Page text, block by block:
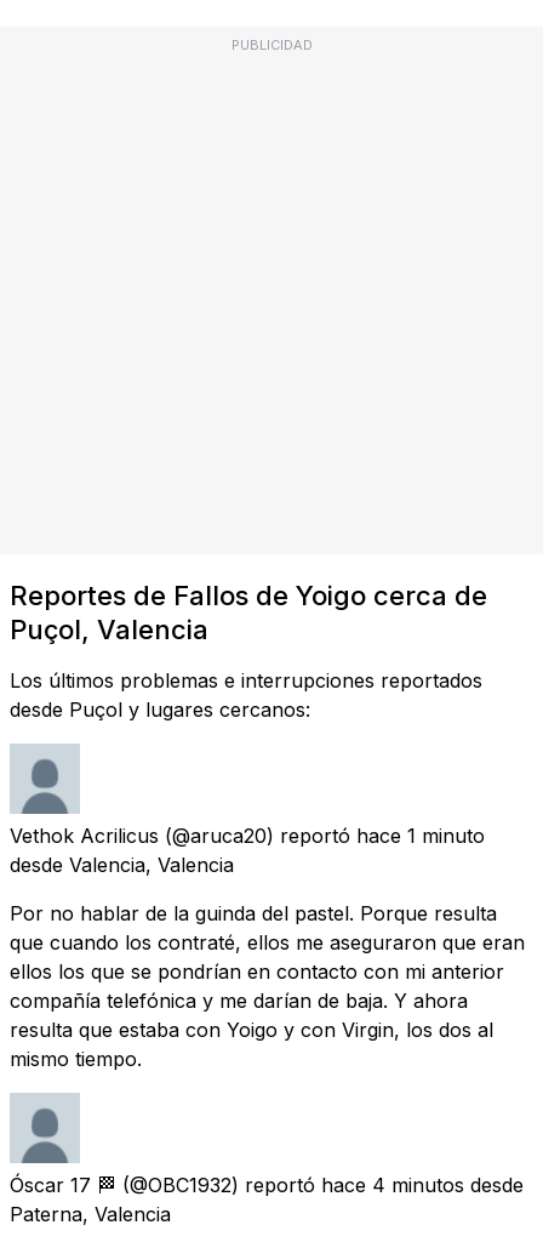
PUBLICIDAD
Reportes de Fallos de Yoigo cerca de
Puçol, Valencia
Los últimos problemas e interrupciones reportados
desde Puçol y lugares cercanos:
Vethok Acrilicus (@aruca20) reportó hace 1 minuto
desde Valencia, Valencia
Por no hablar de la guinda del pastel. Porque resulta
que cuando los contraté, ellos me aseguraron que eran
ellos los que se pondrían en contacto con mi anterior
compañía telefónica y me darían de baja. Y ahora
resulta que estaba con Yoigo y con Virgin, los dos al
mismo tiempo.
Óscar 17 🏁 (@OBC1932) reportó hace 4 minutos desde
Paterna, Valencia